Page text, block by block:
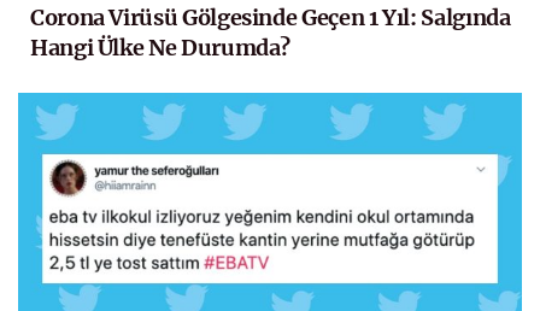
Corona Virüsü Gölgesinde Geçen 1 Yıl: Salgında
Hangi Ülke Ne Durumda?